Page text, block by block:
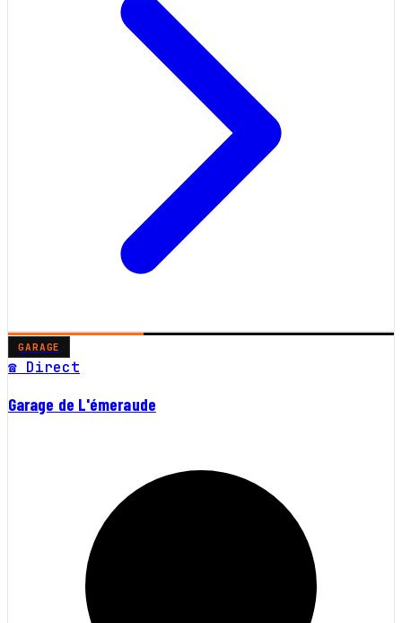
GARAGE
☎ Direct
Garage de L'émeraude